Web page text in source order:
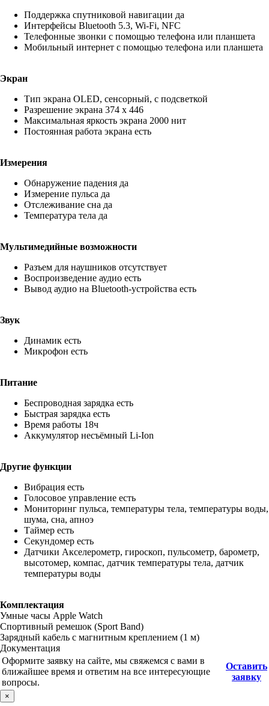
Поддержка спутниковой навигации да
Интерфейсы Bluetooth 5.3, Wi-Fi, NFC
Телефонные звонки с помощью телефона или планшета
Мобильный интернет с помощью телефона или планшета
Экран
Тип экрана OLED, сенсорный, с подсветкой
Разрешение экрана 374 x 446
Максимальная яркость экрана 2000 нит
Постоянная работа экрана есть
Измерения
Обнаружение падения да
Измерение пульса да
Отслеживание сна да
Температура тела да
Мультимедийные возможности
Разъем для наушников отсутствует
Воспроизведение аудио есть
Вывод аудио на Bluetooth-устройства есть
Звук
Динамик есть
Микрофон есть
Питание
Беспроводная зарядка есть
Быстрая зарядка есть
Время работы 18ч
Аккумулятор несъёмный Li-Ion
Другие функции
Вибрация есть
Голосовое управление есть
Мониторинг пульса, температуры тела, температуры воды,
шума, сна, апноэ
Таймер есть
Секундомер есть
Датчики Акселерометр, гироскоп, пульсометр, барометр,
высотомер, компас, датчик температуры тела, датчик
температуры воды
Комплектация
Умные часы Apple Watch
Спортивный ремешок (Sport Band)
Зарядный кабель с магнитным креплением (1 м)
Документация
Оформите заявку на сайте, мы свяжемся с вами в
ближайшее время и ответим на все интересующие
вопросы.
Оставить
заявку
×